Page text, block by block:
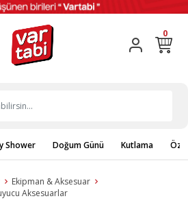
0
Shower Doğum Günü Kutlama
Ekipman & Aksesuar
Aksesuarlar